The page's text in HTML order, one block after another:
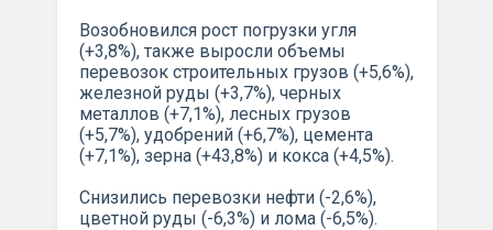
Возобновился рост погрузки угля
(+3,8%), также выросли объемы
перевозок строительных грузов (+5,6%),
железной руды (+3,7%), черных
металлов (+7,1%), лесных грузов
(+5,7%), удобрений (+6,7%), цемента
(+7,1%), зерна (+43,8%) и кокса (+4,5%).
Снизились перевозки нефти (-2,6%),
цветной руды (-6,3%) и лома (-6,5%).